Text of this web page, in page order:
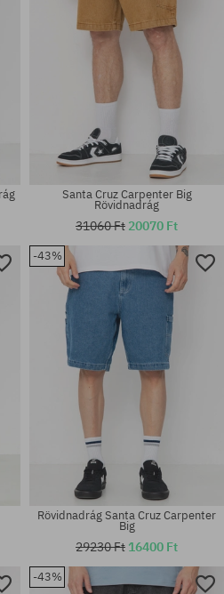
Elérhető méretek:
Elérhető méretek:
Santa Cruz Carpenter Big
Rövidnadrág
31060 Ft 20070 Ft
-43%
Rövidnadrág Santa Cruz Carpenter
Big
29230 Ft 16400 Ft
-43%